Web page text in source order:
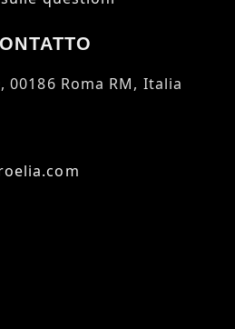
00186 Roma RM, Italia